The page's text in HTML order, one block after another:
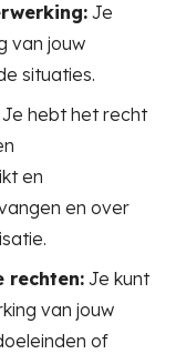
Je
van jouw
situaties.
Je hebt het recht
en
en over
rechten: Je kunt
van jouw
of